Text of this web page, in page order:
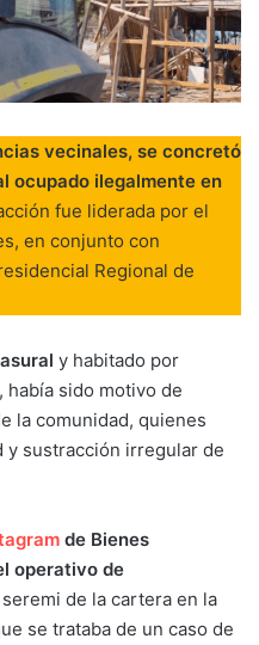
vecinales, se concretó
ocupado ilegalmente en
fue liderada por el
en conjunto con
Regional de
y habitado por
había sido motivo de
la comunidad, quienes
y sustracción irregular de
de Bienes
operativo de
seremi de la cartera en la
se trataba de un caso de